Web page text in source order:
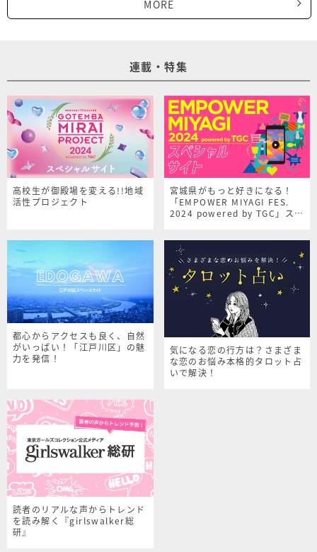
MORE
連載・特集
高校生が御殿場を変える!!地域
活性プロジェクト
宮城県がもっと好きになる！
「EMPOWER MIYAGI FES.
2024 powered by TGC」スペ
都心からアクセスも良く、自然
がいっぱい！「江戸川区」の魅
力を発信！
気になる恋の行方は？さまざま
な恋のお悩み本格的タロット占
いで解決！
読者のリアルな声からトレンド
を読み解く『girlswalker総
研』